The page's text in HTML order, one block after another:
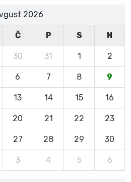
2026
Č P S N
30 31 1 2
6 7 8 9
13 14 15 16
20 21 22 23
27 28 29 30
3 4 5 6